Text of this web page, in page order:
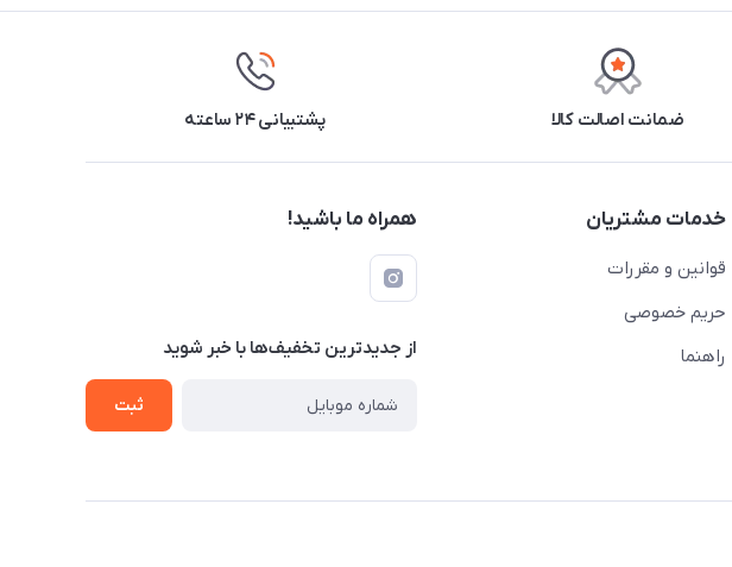
ضمانت اصالت کالا پشتیبانی ۲۴ ساعته
خدمات مشتریان
قوانین و مقررات
حریم خصوصی
راهنما
همراه ما باشید!
از جدید‌ترین تخفیف‌ها با‌ خبر شوید
ثبت